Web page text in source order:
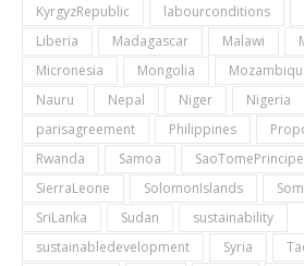
KyrgyzRepublic
labourconditions
Liberia
Madagascar Malawi
Micronesia
Mongolia
Nauru
Nepal Niger Nigeria
parisagreement
Philippines
Rwanda
Samoa SaoTomePrincipe
SierraLeone
SolomonIslands
SriLanka
Sudan
sustainability
sustainabledevelopment
Syria